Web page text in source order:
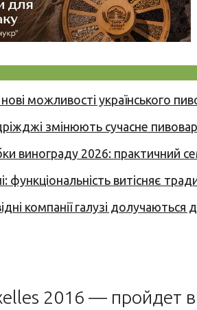
можливості українського
змінюють сучасне
винограду 2026: практичний
функціональність витісняє
компанії галузі долучаються
2016 — пройдет